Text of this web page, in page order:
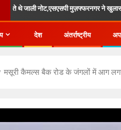
मुज़फ्फरनगर ने खुलासा करने वाली पुलिस
देश अंतर्राष्ट्रीय
मसूरी कैमल्स बैक रोड के जंगलों में आग लगने